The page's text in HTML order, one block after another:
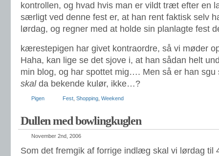
kontrollen, og hvad hvis man er vildt træt efter en
særligt ved denne fest er, at han rent faktisk selv
lørdag, og regner med at holde sin planlagte fest
kærestepigen har givet kontraordre, så vi møder
Haha, kan lige se det sjove i, at han sådan helt
min blog, og har spottet mig…. Men så er han sgu
skal da bekende kulør, ikke…?
Pigen Fest Shopping Weekend
Dullen med bowlingkuglen
November 2nd, 2006
Som det fremgik af forrige indlæg skal vi lørdag til